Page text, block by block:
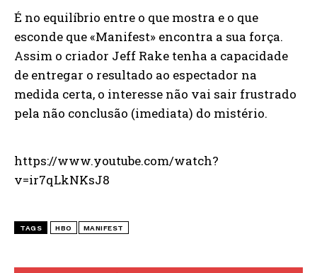
É no equilíbrio entre o que mostra e o que
esconde que «Manifest» encontra a sua força.
Assim o criador Jeff Rake tenha a capacidade
de entregar o resultado ao espectador na
medida certa, o interesse não vai sair frustrado
pela não conclusão (imediata) do mistério.
https://www.youtube.com/watch?
v=ir7qLkNKsJ8
TAGS HBO MANIFEST